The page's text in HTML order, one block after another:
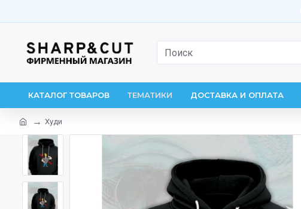
КАТАЛОГ ТОВАРОВ ТЕМАТИКИ ДОСТАВКА И ОПЛАТА
Худи